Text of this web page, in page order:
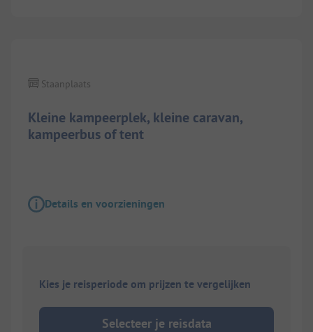
Kleine kampeerplek, kleine caravan,
kampeerbus of tent
Staanplaats
Details en voorzieningen
Kies je reisperiode om prijzen te vergelijken
Selecteer je reisdata